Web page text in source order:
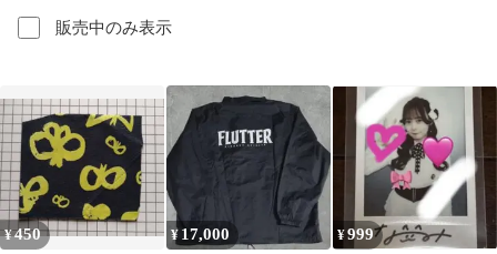
販売中のみ表示
¥450 ¥ 17,000 ¥999